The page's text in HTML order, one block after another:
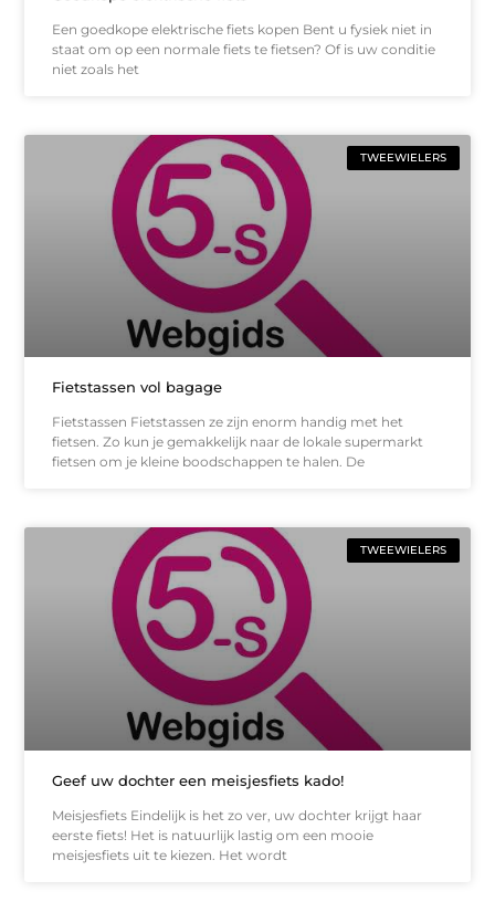
Een goedkope elektrische fiets kopen Bent u fysiek niet in
staat om op een normale fiets te fietsen? Of is uw conditie
niet zoals het
TWEEWIELERS
Fietstassen vol bagage
Fietstassen Fietstassen ze zijn enorm handig met het
fietsen. Zo kun je gemakkelijk naar de lokale supermarkt
fietsen om je kleine boodschappen te halen. De
TWEEWIELERS
Geef uw dochter een meisjesfiets kado!
Meisjesfiets Eindelijk is het zo ver, uw dochter krijgt haar
eerste fiets! Het is natuurlijk lastig om een mooie
meisjesfiets uit te kiezen. Het wordt